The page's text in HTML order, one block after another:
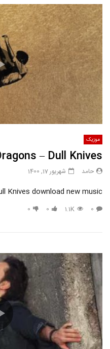
موزیک
– Dull Knives
حامد شهریور 17, 1400
Knives download new music
0
1.1K
0
0